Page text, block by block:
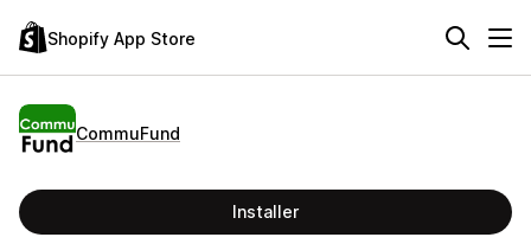
Shopify App Store
CommuFund
Installer